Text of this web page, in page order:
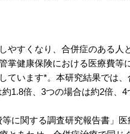
やすくなり、合併症のある人
掌健康保険における医療費等
ています*。本研究結果では
1.8倍、3つの場合は約2倍、
に関する調査研究報告書」